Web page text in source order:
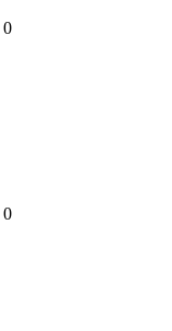
0
0